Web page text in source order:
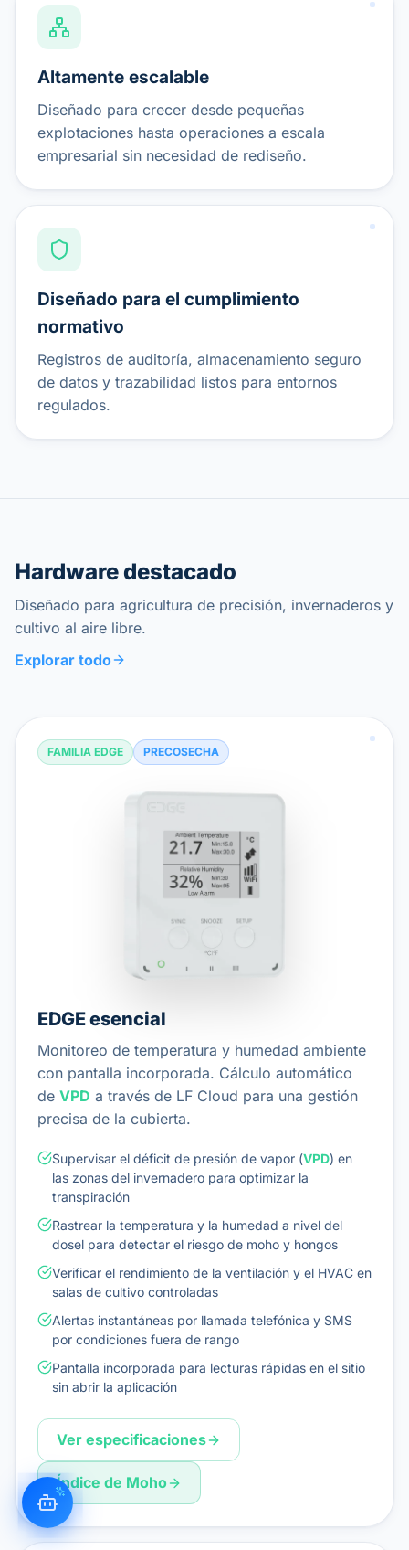
Altamente escalable
Diseñado para crecer desde pequeñas
explotaciones hasta operaciones a escala
empresarial sin necesidad de rediseño.
Diseñado para el cumplimiento
normativo
Registros de auditoría, almacenamiento seguro
de datos y trazabilidad listos para entornos
regulados.
Hardware destacado
Diseñado para agricultura de precisión, invernaderos y
cultivo al aire libre.
Explorar todo
FAMILIA EDGE PRECOSECHA
EDGE esencial
Monitoreo de temperatura y humedad ambiente
con pantalla incorporada. Cálculo automático
de VPD a través de LF Cloud para una gestión
precisa de la cubierta.
Supervisar el déficit de presión de vapor (VPD) en
las zonas del invernadero para optimizar la
transpiración
Rastrear la temperatura y la humedad a nivel del
dosel para detectar el riesgo de moho y hongos
Verificar el rendimiento de la ventilación y el HVAC en
salas de cultivo controladas
Alertas instantáneas por llamada telefónica y SMS
por condiciones fuera de rango
Pantalla incorporada para lecturas rápidas en el sitio
sin abrir la aplicación
Ver especificaciones
Índice de Moho